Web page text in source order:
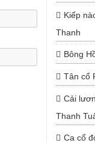
Kiếp
Thanh
Bông
Tân cổ
Cải
Thanh
Ca cổ